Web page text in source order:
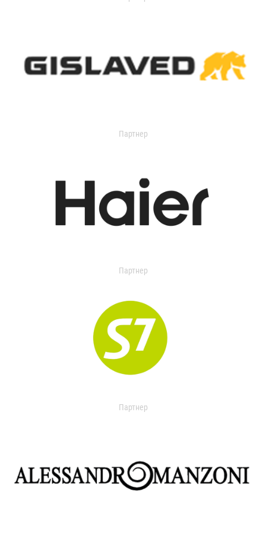
Партнер
Партнер
Партнер